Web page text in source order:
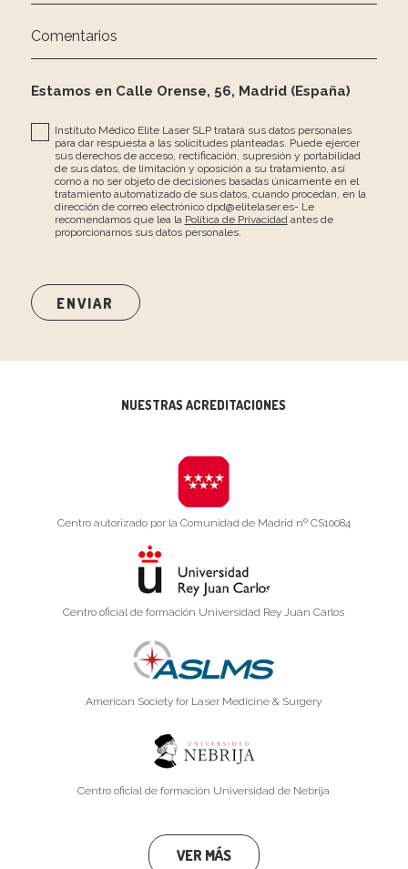
Comentarios
Estamos en Calle Orense, 56, Madrid (España)
Instituto Médico Elite Laser SLP tratará sus datos personales
para dar respuesta a las solicitudes planteadas. Puede ejercer
sus derechos de acceso, rectificación, supresión y portabilidad
de sus datos, de limitación y oposición a su tratamiento, así
como a no ser objeto de decisiones basadas únicamente en el
tratamiento automatizado de sus datos, cuando procedan, en la
dirección de correo electrónico dpd@elitelaser.es- Le
recomendamos que lea la Política de Privacidadantes de
proporcionarnos sus datos personales.
NUESTRAS ACREDITACIONES
Centro autorizado por la Comunidad de Madrid nº CS10084
Centro oficial de formación Universidad Rey Juan Carlos
American Society for Laser Medicine & Surgery
Centro oficial de formación Universidad de Nebrija
VER MÁS